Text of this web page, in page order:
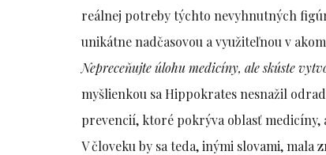
reálnej potreby týchto nevyhnutných
unikátne nadčasovou a využiteľnou v
Nepreceňujte úlohu medicíny, ale skúste
myšlienkou sa Hippokrates nesnažil
prevencií, ktoré pokrýva oblasť medicíny,
V človeku by sa teda, inými slovami,